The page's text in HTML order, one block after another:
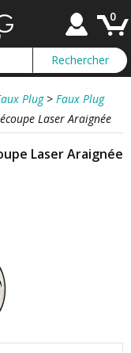
0
Plug > Faux Plug
Laser Araignée
Laser Araignée